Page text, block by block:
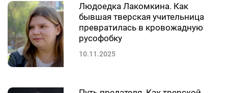
Людоедка Лакомкина. Как
бывшая тверская учительница
превратилась в кровожадную
русофобку
10.11.2025